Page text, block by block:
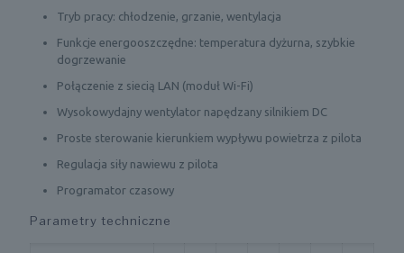
Tryb pracy: chłodzenie, grzanie, wentylacja
Funkcje energooszczędne: temperatura dyżurna, szybkie
dogrzewanie
Połączenie z siecią LAN (moduł Wi-Fi)
Wysokowydajny wentylator napędzany silnikiem DC
Proste sterowanie kierunkiem wypływu powietrza z pilota
Regulacja siły nawiewu z pilota
Programator czasowy
Parametry techniczne